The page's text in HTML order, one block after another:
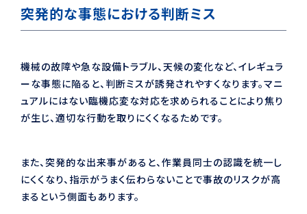
突発的な事態における判断ミス
機械の故障や急な設備トラブル、天候の変化など、イレギュラ
ーな事態に陥ると、判断ミスが誘発されやすくなります。マニ
ュアルにはない臨機応変な対応を求められることにより焦り
が生じ、適切な行動を取りにくくなるためです。
また、突発的な出来事があると、作業員同士の認識を統一し
にくくなり、指示がうまく伝わらないことで事故のリスクが高
まるという側面もあります。